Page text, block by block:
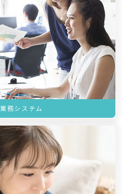
業務システム